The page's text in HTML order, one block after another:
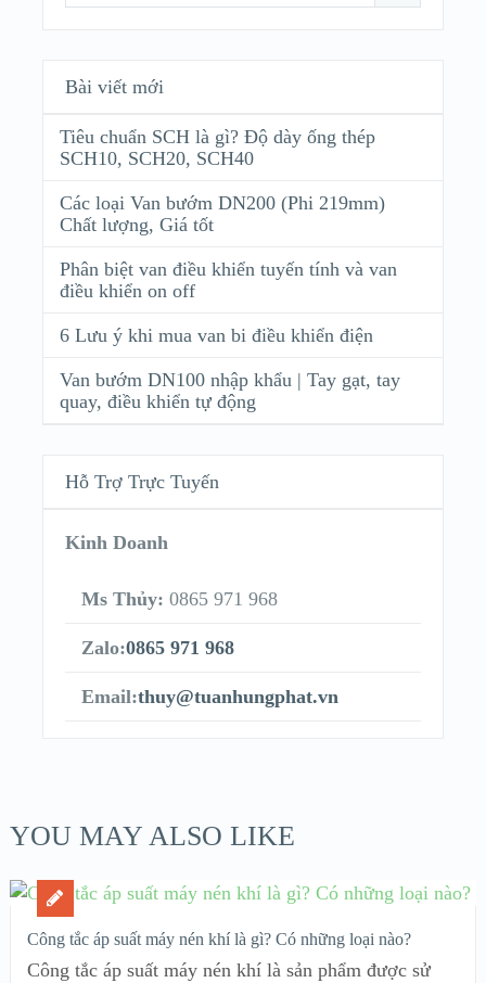
Bài viết mới
Tiêu chuẩn SCH là gì? Độ dày ống thép
SCH10, SCH20, SCH40
Các loại Van bướm DN200 (Phi 219mm)
Chất lượng, Giá tốt
Phân biệt van điều khiển tuyến tính và van
điều khiển on off
6 Lưu ý khi mua van bi điều khiển điện
Van bướm DN100 nhập khẩu | Tay gạt, tay
quay, điều khiển tự động
Hỗ Trợ Trực Tuyến
Kinh Doanh
Ms Thủy: 0865 971 968
Zalo:0865 971 968
Email:thuy@tuanhungphat.vn
YOU MAY ALSO LIKE
Công tắc áp suất máy nén khí là gì? Có những loại nào?
Công tắc áp suất máy nén khí là sản phẩm được sử